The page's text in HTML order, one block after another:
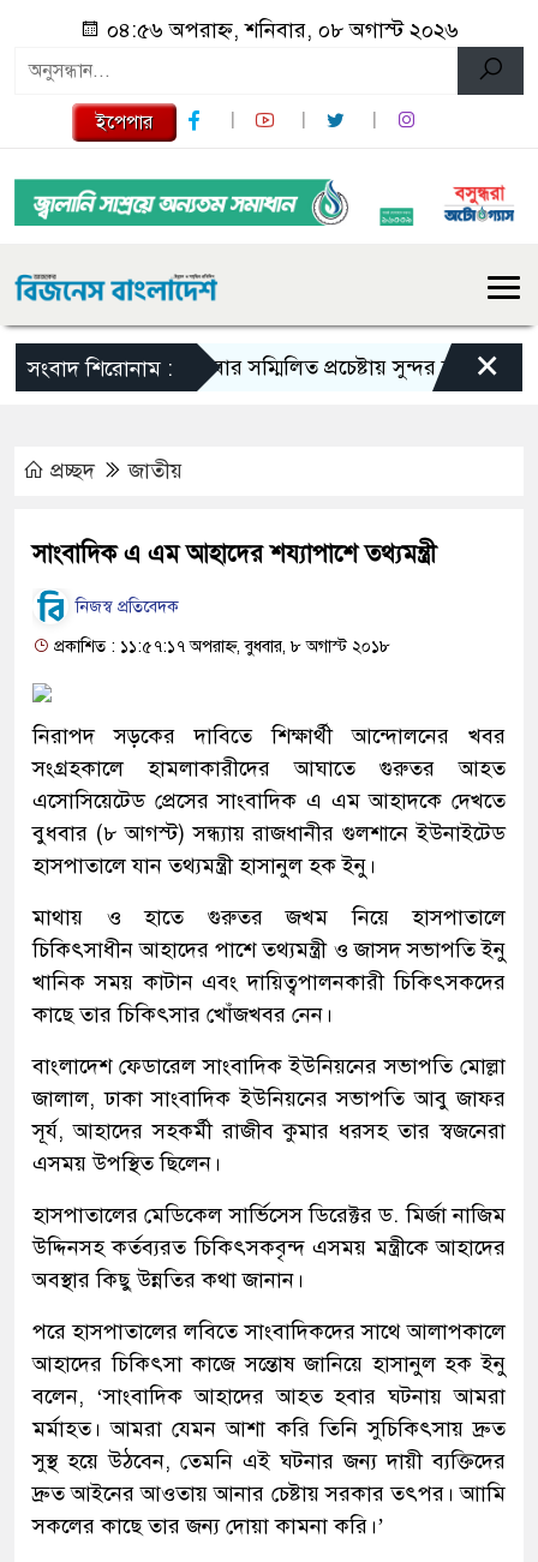
০৪:৫৬ অপরাহ্ন, শনিবার, ০৮ অগাস্ট ২০২৬
ইপেপার
সংবাদ শিরোনাম :সবার সম্মিলিত প্রচেষ্টায় সুন্দর বাংলাদেশ গড়তে
×
প্রচ্ছদ জাতীয়
সাংবাদিক এ এম আহাদের শয্যাপাশে তথ্যমন্ত্রী
নিজস্ব প্রতিবেদক
প্রকাশিত : ১১:৫৭:১৭ অপরাহ্ন, বুধবার, ৮ অগাস্ট ২০১৮
নিরাপদ সড়কের দাবিতে শিক্ষার্থী আন্দোলনের খবর
সংগ্রহকালে হামলাকারীদের আঘাতে গুরুতর আহত
এসোসিয়েটেড প্রেসের সাংবাদিক এ এম আহাদকে দেখতে
বুধবার (৮ আগস্ট) সন্ধ্যায় রাজধানীর গুলশানে ইউনাইটেড
হাসপাতালে যান তথ্যমন্ত্রী হাসানুল হক ইনু।
মাথায় ও হাতে গুরুতর জখম নিয়ে হাসপাতালে
চিকিৎসাধীন আহাদের পাশে তথ্যমন্ত্রী ও জাসদ সভাপতি ইনু
খানিক সময় কাটান এবং দায়িত্বপালনকারী চিকিৎসকদের
কাছে তার চিকিৎসার খোঁজখবর নেন।
বাংলাদেশ ফেডারেল সাংবাদিক ইউনিয়নের সভাপতি মোল্লা
জালাল, ঢাকা সাংবাদিক ইউনিয়নের সভাপতি আবু জাফর
সূর্য, আহাদের সহকর্মী রাজীব কুমার ধরসহ তার স্বজনেরা
এসময় উপস্থিত ছিলেন।
হাসপাতালের মেডিকেল সার্ভিসেস ডিরেক্টর ড. মির্জা নাজিম
উদ্দিনসহ কর্তব্যরত চিকিৎসকবৃন্দ এসময় মন্ত্রীকে আহাদের
অবস্থার কিছু উন্নতির কথা জানান।
পরে হাসপাতালের লবিতে সাংবাদিকদের সাথে আলাপকালে
আহাদের চিকিৎসা কাজে সন্তোষ জানিয়ে হাসানুল হক ইনু
বলেন, ‘সাংবাদিক আহাদের আহত হবার ঘটনায় আমরা
মর্মাহত। আমরা যেমন আশা করি তিনি সুচিকিৎসায় দ্রুত
সুস্থ হয়ে উঠবেন, তেমনি এই ঘটনার জন্য দায়ী ব্যক্তিদের
দ্রুত আইনের আওতায় আনার চেষ্টায় সরকার তৎপর। আামি
সকলের কাছে তার জন্য দোয়া কামনা করি।’